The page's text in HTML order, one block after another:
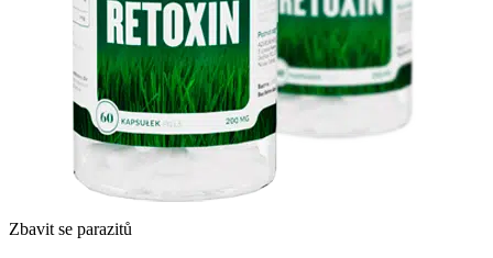
Zbavit se parazitů